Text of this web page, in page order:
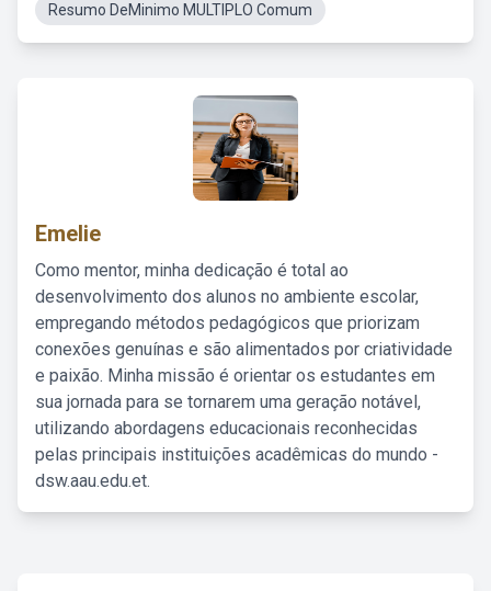
Resumo DeMinimo MULTIPLO Comum
Emelie
Como mentor, minha dedicação é total ao
desenvolvimento dos alunos no ambiente escolar,
empregando métodos pedagógicos que priorizam
conexões genuínas e são alimentados por criatividade
e paixão. Minha missão é orientar os estudantes em
sua jornada para se tornarem uma geração notável,
utilizando abordagens educacionais reconhecidas
pelas principais instituições acadêmicas do mundo -
dsw.aau.edu.et.